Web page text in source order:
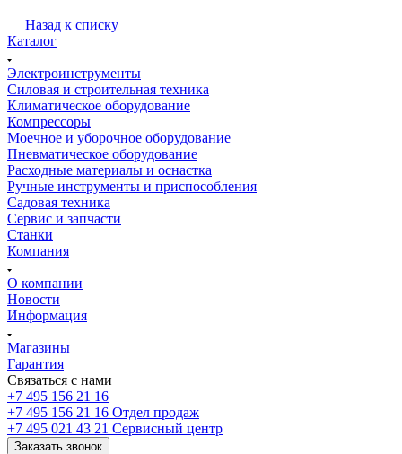
Назад к списку
Каталог
Электроинструменты
Силовая и строительная техника
Климатическое оборудование
Компрессоры
Моечное и уборочное оборудование
Пневматическое оборудование
Расходные материалы и оснастка
Ручные инструменты и приспособления
Садовая техника
Сервис и запчасти
Станки
Компания
О компании
Новости
Информация
Магазины
Гарантия
Связаться с нами
+7 495 156 21 16
+7 495 156 21 16 Отдел продаж
+7 495 021 43 21 Cервисный центр
Заказать звонок